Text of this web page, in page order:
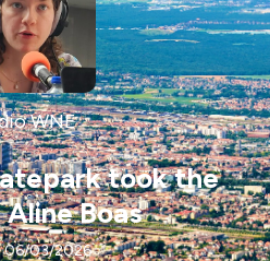
WNE
took the
Boas
06/03/2026